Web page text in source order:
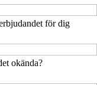
för dig
okända?